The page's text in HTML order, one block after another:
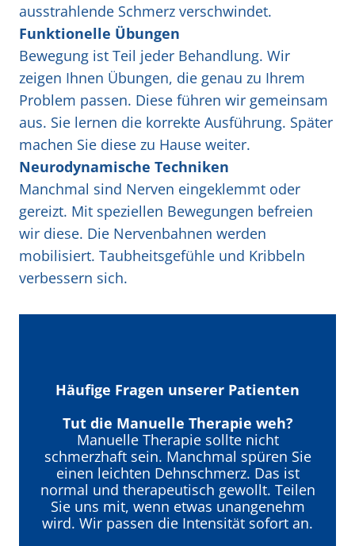
ausstrahlende Schmerz verschwindet.
Funktionelle Übungen
Bewegung ist Teil jeder Behandlung. Wir
zeigen Ihnen Übungen, die genau zu Ihrem
Problem passen. Diese führen wir gemeinsam
aus. Sie lernen die korrekte Ausführung. Später
machen Sie diese zu Hause weiter.
Neurodynamische Techniken
Manchmal sind Nerven eingeklemmt oder
gereizt. Mit speziellen Bewegungen befreien
wir diese. Die Nervenbahnen werden
mobilisiert. Taubheitsgefühle und Kribbeln
verbessern sich.
Häufige Fragen unserer Patienten
Tut die Manuelle Therapie weh?
Manuelle Therapie sollte nicht
schmerzhaft sein. Manchmal spüren Sie
einen leichten Dehnschmerz. Das ist
normal und therapeutisch gewollt. Teilen
Sie uns mit, wenn etwas unangenehm
wird. Wir passen die Intensität sofort an.